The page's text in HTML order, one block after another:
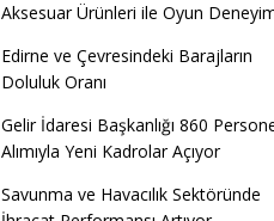
Aksesuar Ürünleri ile Oyun
Edirne ve Çevresindeki Barajların
Doluluk Oranı
Gelir İdaresi Başkanlığı 860
Alımıyla Yeni Kadrolar Açıyor
Savunma ve Havacılık Sektöründe